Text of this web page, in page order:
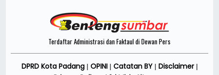
Terdaftar Administrasi dan Faktaul di Dewan Pers
DPRD Kota Padang| OPINI| Catatan BY| Disclaimer|